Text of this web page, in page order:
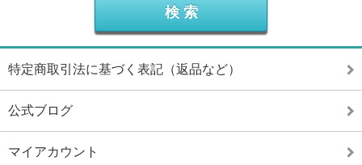
特定商取引法に基づく表記（返品など）
公式ブログ
マイアカウント